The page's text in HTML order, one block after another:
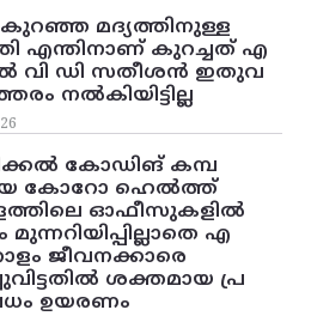
മദ്യത്തിനുള്ള
എന്തിനാണ് കുറച്ചത് എ
വി ഡി സതീശൻ ഇതുവ
നൽകിയിട്ടില്ല
കോഡിങ് കമ്പ
കോറോ ഹെൽത്ത്
ഓഫീസുകളിൽ
മുന്നറിയിപ്പില്ലാതെ എ
ജീവനക്കാരെ
ശക്തമായ പ്ര
ഉയരണം